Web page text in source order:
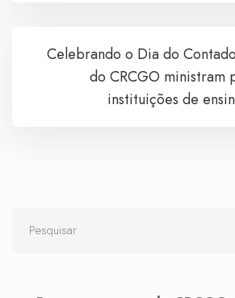
Celebrando o Dia do
do CRCGO ministram
instituições de